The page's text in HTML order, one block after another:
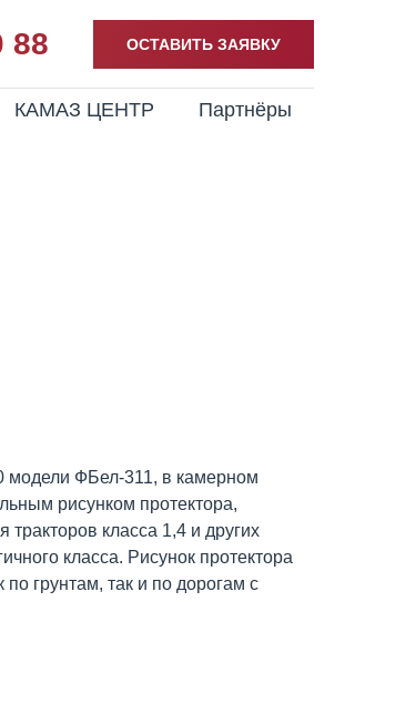
88 ОСТАВИТЬ ЗАЯВКУ
КАМАЗ ЦЕНТР
Партнёры
модели ФБел-311, в камерном
рисунком протектора,
класса 1,4 и других
класса. Рисунок протектора
грунтам, так и по дорогам с